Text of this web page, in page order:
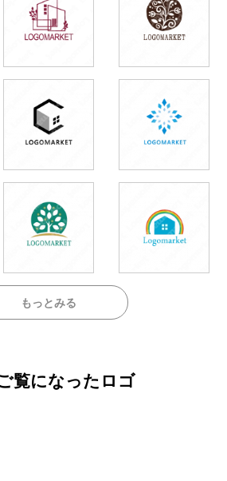
もっとみる
覧になったロゴ